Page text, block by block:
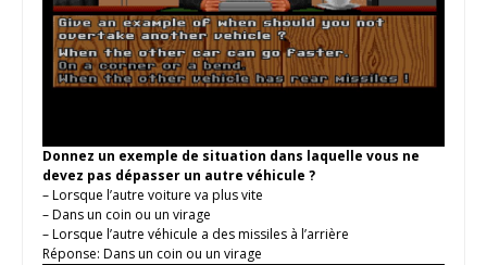
Donnez un exemple de situation dans laquelle vous ne
devez pas dépasser un autre véhicule ?
– Lorsque l’autre voiture va plus vite
– Dans un coin ou un virage
– Lorsque l’autre véhicule a des missiles à l’arrière
Réponse: Dans un coin ou un virage